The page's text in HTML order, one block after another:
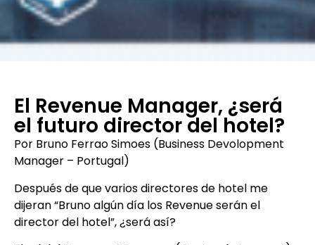
El Revenue Manager, ¿será
el futuro director del hotel?
Por Bruno Ferrao Simoes (Business Devolopment
Manager – Portugal)
Después de que varios directores de hotel me
dijeran “Bruno algún día los Revenue serán el
director del hotel”, ¿será así?